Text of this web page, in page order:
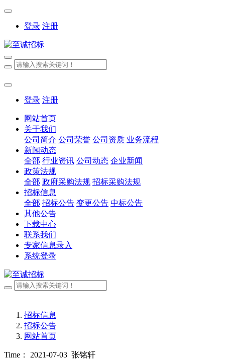
登录 注册
登录 注册
网站首页
关于我们
公司简介 公司荣誉 公司资质 业务流程
新闻动态
全部 行业资讯 公司动态 企业新闻
政策法规
全部 政府采购法规 招标采购法规
招标信息
全部 招标公告 变更公告 中标公告
其他公告
下载中心
联系我们
专家信息录入
系统登录
招标信息
招标公告
网站首页
Time： 2021-07-03 张铭轩